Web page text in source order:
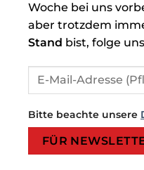
Woche bei uns
aber trotzdem
Stand bist, folge
Bitte beachte unsere
Bitte lasse dieses Feld
Bitte lasse dieses Feld